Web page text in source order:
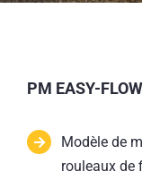
PM EASY-FLOW
Modèle de
rouleaux de